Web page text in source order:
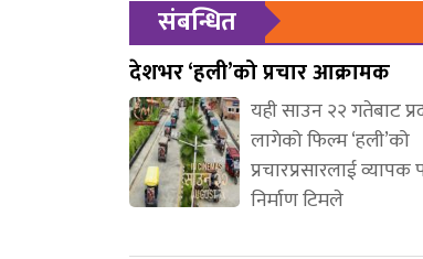
संबन्धित
देशभर ‘हली’को प्रचार आक्रामक
यही साउन २२ गतेबाट
लागेको फिल्म ‘हली’को
प्रचारप्रसारलाई व्यापक
निर्माण टिमले